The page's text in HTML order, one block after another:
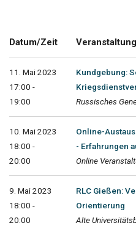
Datum/Zeit Veranstaltung
11. Mai 2023
17:00 -
19:00
Kundgebung:
Russisches
10. Mai 2023
18:00 -
20:00
Online-
- Erfahrungen
Online
9. Mai 2023
18:00 -
20:00
RLC Gießen:
Orientierung
Alte